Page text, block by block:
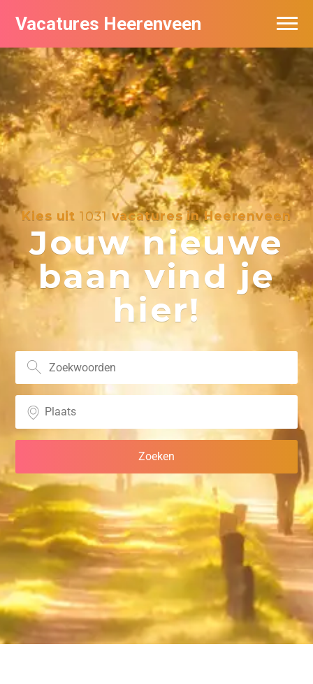
Vacatures Heerenveen
Kies uit1031 vacatures in Heerenveen
Jouw nieuwe
baan vind je
hier!
Vacatures per bedrijf
De populairste vacatures in Heerenveen
Nieuwsbrief feed